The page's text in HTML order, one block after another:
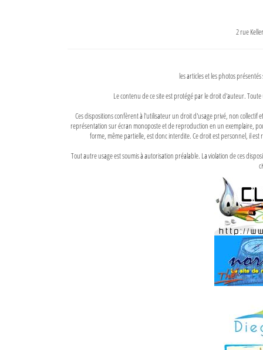
2 rue
les articles et les photos
Le contenu de ce site est protégé par le droit d'auteur.
Ces dispositions confèrent à l'utilisateur un droit d'usage privé, non
représentation sur écran monoposte et de reproduction en un exemplaire,
forme, même partielle, est donc interdite. Ce droit est personnel, il
Tout autre usage est soumis à autorisation préalable. La violation de ces